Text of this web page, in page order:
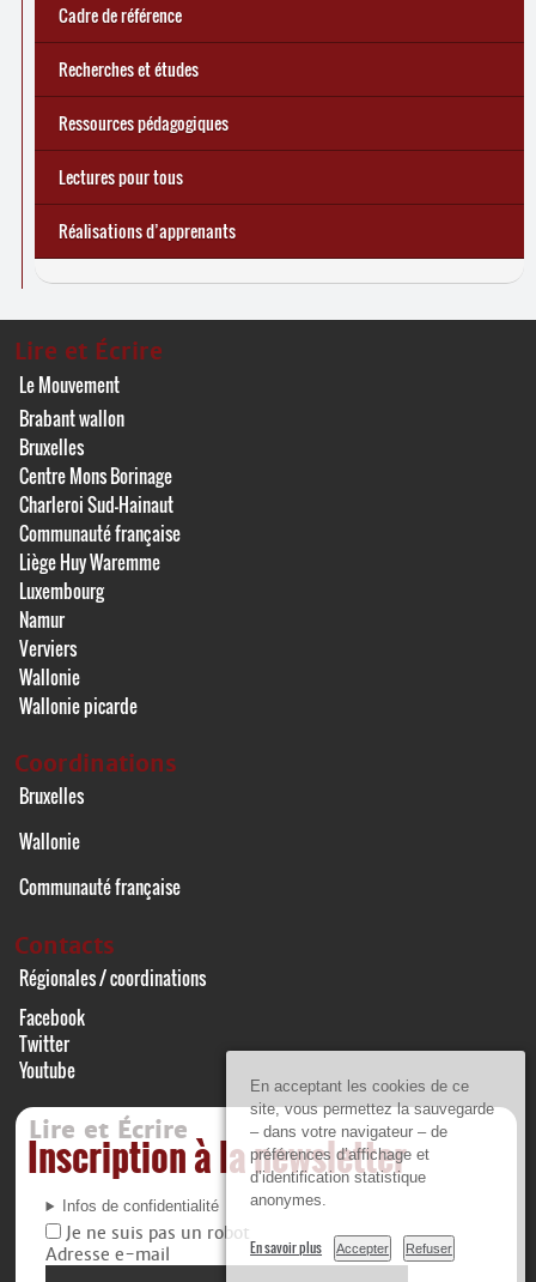
En acceptant les cookies de ce
site, vous permettez la sauvegarde
– dans votre navigateur – de
préférences d’affichage et
d’identification statistique
anonymes.
En savoir plus Accepter Refuser
Cadre de référence
Recherches et études
Ressources pédagogiques
Lectures pour tous
Réalisations d’apprenants
Lire et Écrire
Le Mouvement
Brabant wallon
Bruxelles
Centre Mons Borinage
Charleroi Sud-Hainaut
Communauté française
Liège Huy Waremme
Luxembourg
Namur
Verviers
Wallonie
Wallonie picarde
Coordinations
Bruxelles
Wallonie
Communauté française
Contacts
Régionales / coordinations
Facebook
Twitter
Youtube
Lire et Écrire
Inscription à la newsletter
Infos de confidentialité
Je ne suis pas un robot
Adresse e-mail